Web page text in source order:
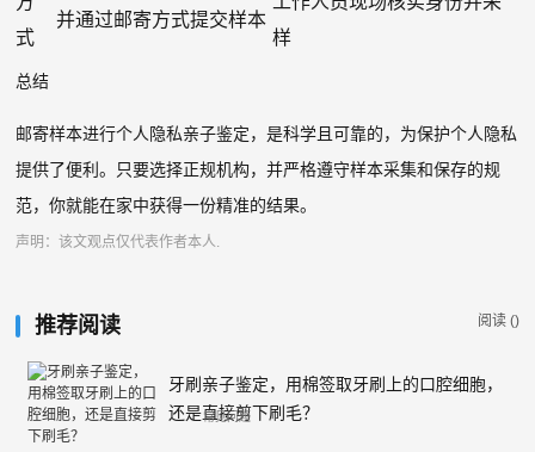
式
并通过邮寄方式提交样本
样
​总结
邮寄样本进行个人隐私亲子鉴定，是科学且可靠的，为保护个人隐私
提供了便利。只要选择正规机构，并严格遵守样本采集和保存的规
范，你就能在家中获得一份精准的结果。
声明：该文观点仅代表作者本人.
阅读 ()
推荐阅读
牙刷亲子鉴定，用棉签取牙刷上的口腔细胞，
还是直接剪下刷毛？
常见问题